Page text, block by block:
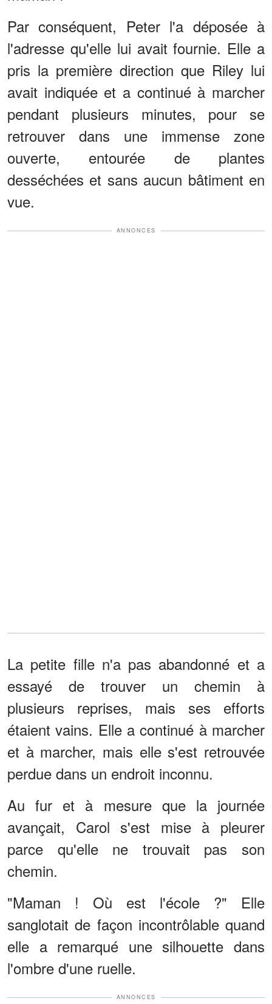
Par conséquent, Peter l'a déposée à
l'adresse qu'elle lui avait fournie. Elle a
pris la première direction que Riley lui
avait indiquée et a continué à marcher
pendant plusieurs minutes, pour se
retrouver dans une immense zone
ouverte, entourée de plantes
desséchées et sans aucun bâtiment en
vue.
ANNONCES
La petite fille n'a pas abandonné et a
essayé de trouver un chemin à
plusieurs reprises, mais ses efforts
étaient vains. Elle a continué à marcher
et à marcher, mais elle s'est retrouvée
perdue dans un endroit inconnu.
Au fur et à mesure que la journée
avançait, Carol s'est mise à pleurer
parce qu'elle ne trouvait pas son
chemin.
"Maman ! Où est l'école ?" Elle
sanglotait de façon incontrôlable quand
elle a remarqué une silhouette dans
l'ombre d'une ruelle.
ANNONCES